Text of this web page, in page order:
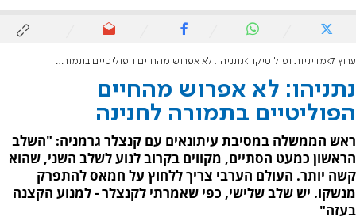
ערוץ 7 מדיניות ופוליטיקה נתניהו: לא אפרוש מהחיים הפוליטיים בתמורה לחנינה
נתניהו: לא אפרוש מהחיים
הפוליטיים בתמורה לחנינה
ראש הממשלה במסיבת עיתונאים עם קנצלר גרמניה: "השלב
הראשון כמעט הסתיים, מקווים בקרוב לנוע לשלב השני, שהוא
קשה יותר. העולם הערבי צריך ללחוץ על חמאס להתפרק
מנשקו. יש שלב שלישי, כפי שאמרתי לקנצלר - למנוע הקצנה
בעזה"